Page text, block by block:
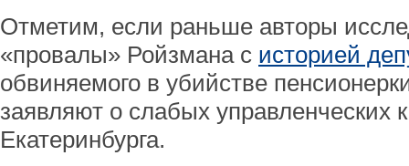
Отметим, если раньше авторы
«провалы» Ройзмана с историей
обвиняемого в убийстве
заявляют о слабых управленческих
Екатеринбурга.